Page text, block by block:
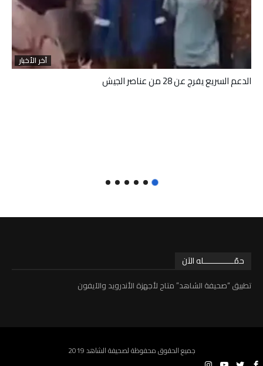
آخر الأخبار
الدعم السريع يفرج عن 28 من عناصر الجيش
حمّـــــــــــــله الآن
تطبيق “صحيفة الشاهد” متاح لأجهزة الأندرويد والآيفون
جميع الحقوق محفوظة لصحيفة الشاهد 2019